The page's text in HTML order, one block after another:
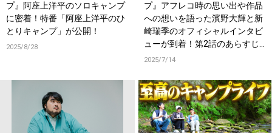
プ』阿座上洋平のソロキャンプ
に密着！特番「阿座上洋平のひ
とりキャンプ」が公開！
2025/8/28
プ』アフレコ時の思い出や作品
への想いを語った濱野大輝と新
崎瑞季のオフィシャルインタビ
ューが到着！第2話のあらすじ
＆先行カットも公開！
2025/7/14